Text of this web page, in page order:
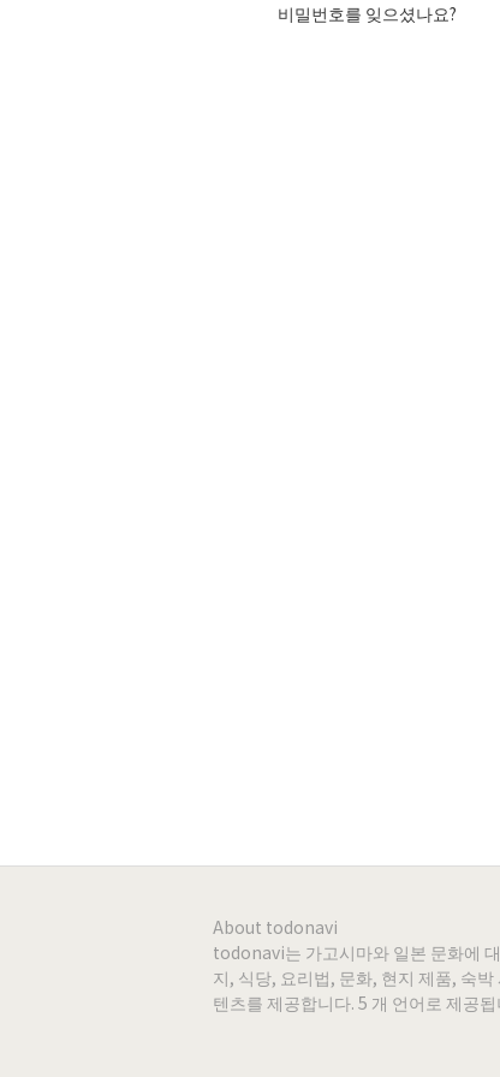
비밀번호를 잊으셨나요?
About todonavi
todonavi는 가고시마와 일본 문화에
지, 식당, 요리법, 문화, 현지 제품, 숙
텐츠를 제공합니다. 5 개 언어로 제공됩